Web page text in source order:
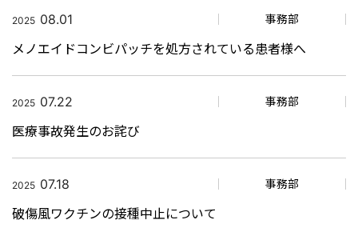
2025 08.01 事務部
メノエイドコンビパッチを処方されている患者様へ
2025 07.22 事務部
医療事故発生のお詫び
2025 07.18 事務部
破傷風ワクチンの接種中止について